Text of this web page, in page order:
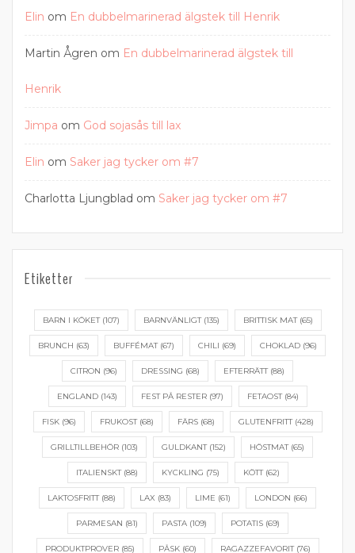
Elin om En dubbelmarinerad älgstek till Henrik
Martin Ågren om En dubbelmarinerad älgstek till
Henrik
Jimpa om God sojasås till lax
Elin om Saker jag tycker om #7
Charlotta Ljungblad om Saker jag tycker om #7
Etiketter
BARN I KÖKET(107) BARNVÄNLIGT(135) BRITTISK MAT(65)
BRUNCH (63) BUFFÉMAT(67) CHILI (69) CHOKLAD (96)
CITRON (96) DRESSING (68) EFTERRÄTT(88)
ENGLAND(143) FEST PÅ RESTER(97) FETAOST(84)
FISK(96) FRUKOST(68) FÄRS(68) GLUTENFRITT(428)
GRILLTILLBEHÖR (103) GULDKANT(152) HÖSTMAT(65)
ITALIENSKT(88) KYCKLING (75) KÖTT(62)
LAKTOSFRITT(88) LAX (83) LIME (61) LONDON (66)
PARMESAN (81) PASTA(109) POTATIS(69)
PRODUKTPROVER(85) PÅSK(60) RAGAZZEFAVORIT(76)